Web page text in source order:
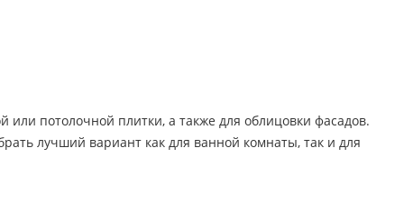
или потолочной плитки, а также для облицовки фасадов.
лучший вариант как для ванной комнаты, так и для